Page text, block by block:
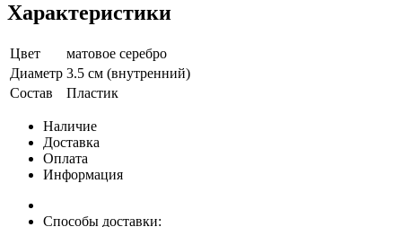
Характеристики
Цвет
матовое серебро
Диаметр 3.5 см (внутренний)
Состав
Пластик
Наличие
Доставка
Оплата
Информация
Способы доставки: